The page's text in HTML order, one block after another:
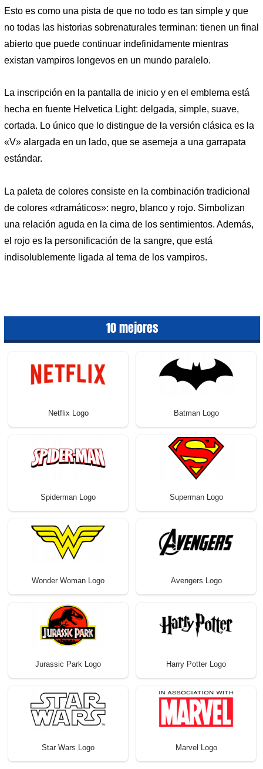
Esto es como una pista de que no todo es tan simple y que
no todas las historias sobrenaturales terminan: tienen un final
abierto que puede continuar indefinidamente mientras
existan vampiros longevos en un mundo paralelo.
La inscripción en la pantalla de inicio y en el emblema está
hecha en fuente Helvetica Light: delgada, simple, suave,
cortada. Lo único que lo distingue de la versión clásica es la
«V» alargada en un lado, que se asemeja a una garrapata
estándar.
La paleta de colores consiste en la combinación tradicional
de colores «dramáticos»: negro, blanco y rojo. Simbolizan
una relación aguda en la cima de los sentimientos. Además,
el rojo es la personificación de la sangre, que está
indisolublemente ligada al tema de los vampiros.
10 mejores
Netflix Logo Batman Logo
Spiderman Logo Superman Logo
Wonder Woman Logo Avengers Logo
Jurassic Park Logo Harry Potter Logo
Star Wars Logo Marvel Logo